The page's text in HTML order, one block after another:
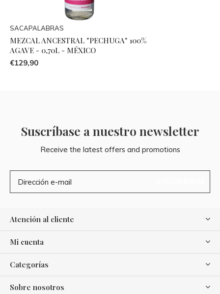
SACAPALABRAS
MEZCAL ANCESTRAL "PECHUGA" 100%
AGAVE - 0,70L - MÉXICO
€129,90
Suscríbase a nuestro newsletter
Receive the latest offers and promotions
Atención al cliente
Mi cuenta
Categorías
Sobre nosotros